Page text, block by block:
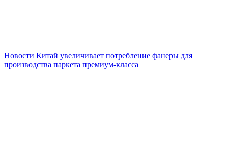
Новости Китай увеличивает потребление фанеры для
производства паркета премиум-класса